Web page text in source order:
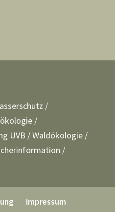
/
/
UVB /Waldökologie/
/
Impressum